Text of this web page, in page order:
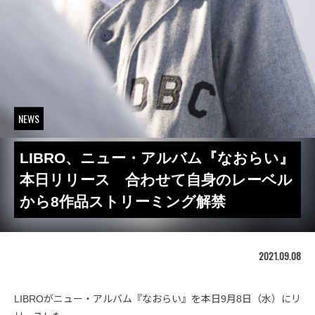
NEWS
LIBRO、ニュー・アルバム『なおらい』
本日リリース 合わせて自身のレーベル
から8作品ストリーミング解禁
2021.09.08
LIBROがニュー・アルバム『なおらい』を本日9月8日（水）にリ